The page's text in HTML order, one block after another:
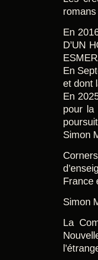
En
D’UN
En
et dont
En
pour la
Simon
France
Simon
La